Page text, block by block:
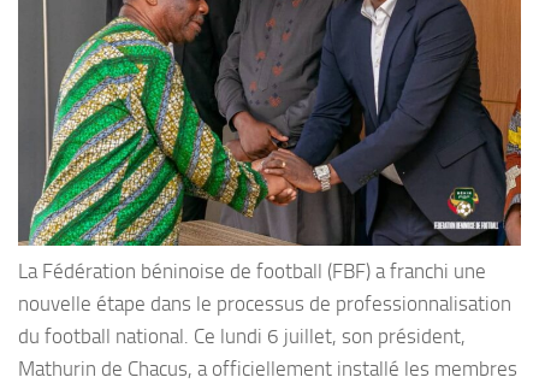
La Fédération béninoise de football (FBF) a franchi une
nouvelle étape dans le processus de professionnalisation
du football national. Ce lundi 6 juillet, son président,
Mathurin de Chacus, a officiellement installé les membres